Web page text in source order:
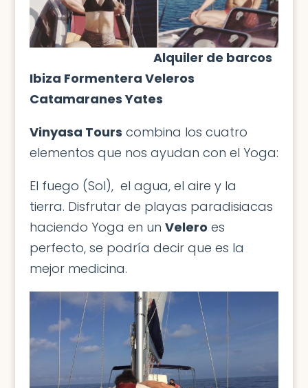
Alquiler de barcos
Ibiza Formentera Veleros
Catamaranes Yates
Vinyasa Tours combina los cuatro
elementos que nos ayudan con el Yoga:
El fuego (Sol), el agua, el aire y la
tierra. Disfrutar de playas paradisiacas
haciendo Yoga en un Velero es
perfecto, se podría decir que es la
mejor medicina.